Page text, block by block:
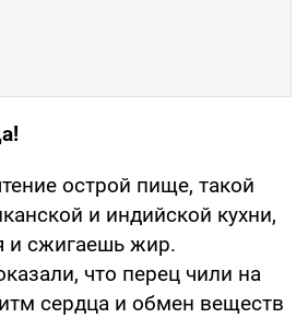
острой пище, такой
и индийской кухни,
и сжигаешь жир.
что перец чили на
сердца и обмен веществ